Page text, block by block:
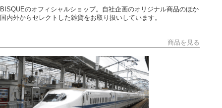
BISQUEのオフィシャルショップ。自社企画のオリジナル商品のほか
国内外からセレクトした雑貨をお取り扱いしています。
商品を見る